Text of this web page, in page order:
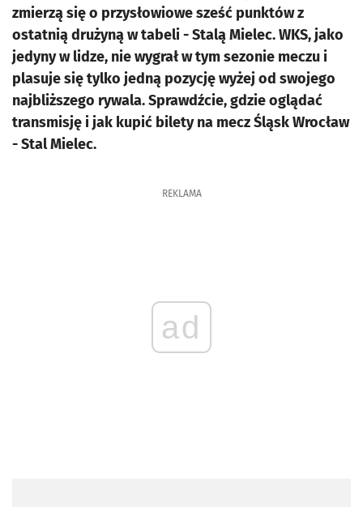
zmierzą się o przysłowiowe sześć punktów z
ostatnią drużyną w tabeli - Stalą Mielec. WKS, jako
jedyny w lidze, nie wygrał w tym sezonie meczu i
plasuje się tylko jedną pozycję wyżej od swojego
najbliższego rywala. Sprawdźcie, gdzie oglądać
transmisję i jak kupić bilety na mecz Śląsk Wrocław
- Stal Mielec.
REKLAMA
ad